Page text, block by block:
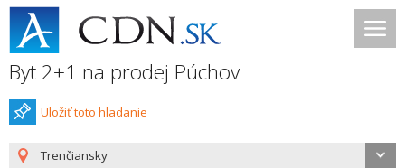
Byt 2+1 na prodej Púchov
Uložiť toto hladanie
Trenčiansky